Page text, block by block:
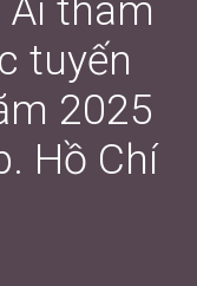
Ái tham
tuyến
2025
Hồ Chí